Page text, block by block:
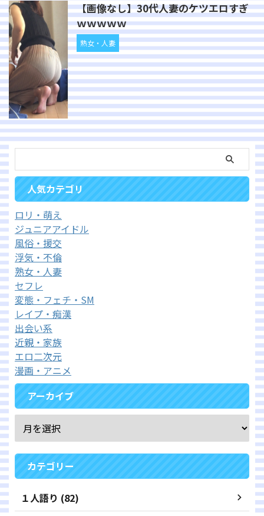
【画像なし】30代人妻のケツエロすぎ
ｗｗｗｗｗ
熟女・人妻
人気カテゴリ
ロリ・萌え
ジュニアアイドル
風俗・援交
浮気・不倫
熟女・人妻
セフレ
変態・フェチ・SM
レイプ・痴漢
出会い系
近親・家族
エロ二次元
漫画・アニメ
アーカイブ
カテゴリー
１人語り (82)